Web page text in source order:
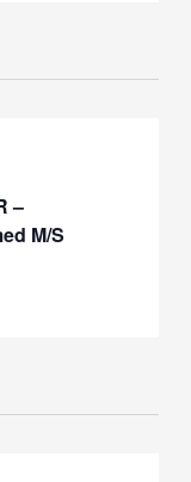
–
M/S